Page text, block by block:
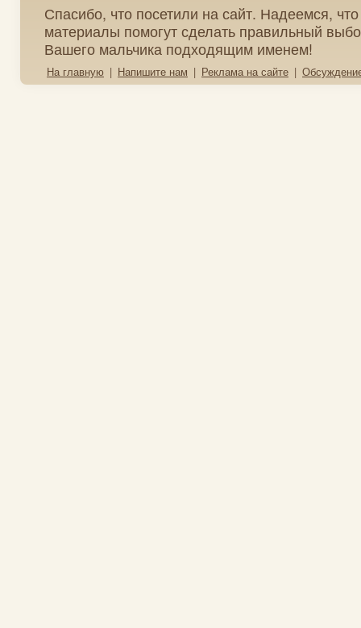
Спасибо, что посетили на сайт. Надеемся,
материалы помогут сделать правильный
Вашего мальчика подходящим именем!
На главную | Напишите нам | Реклама на сайте |